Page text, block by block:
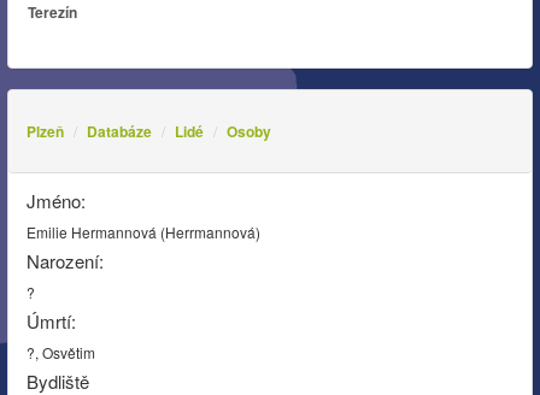
Terezín
Plzeň Databáze Lidé Osoby
Jméno:
Emilie Hermannová (Herrmannová)
Narození:
?
Úmrtí:
?, Osvětim
Bydliště